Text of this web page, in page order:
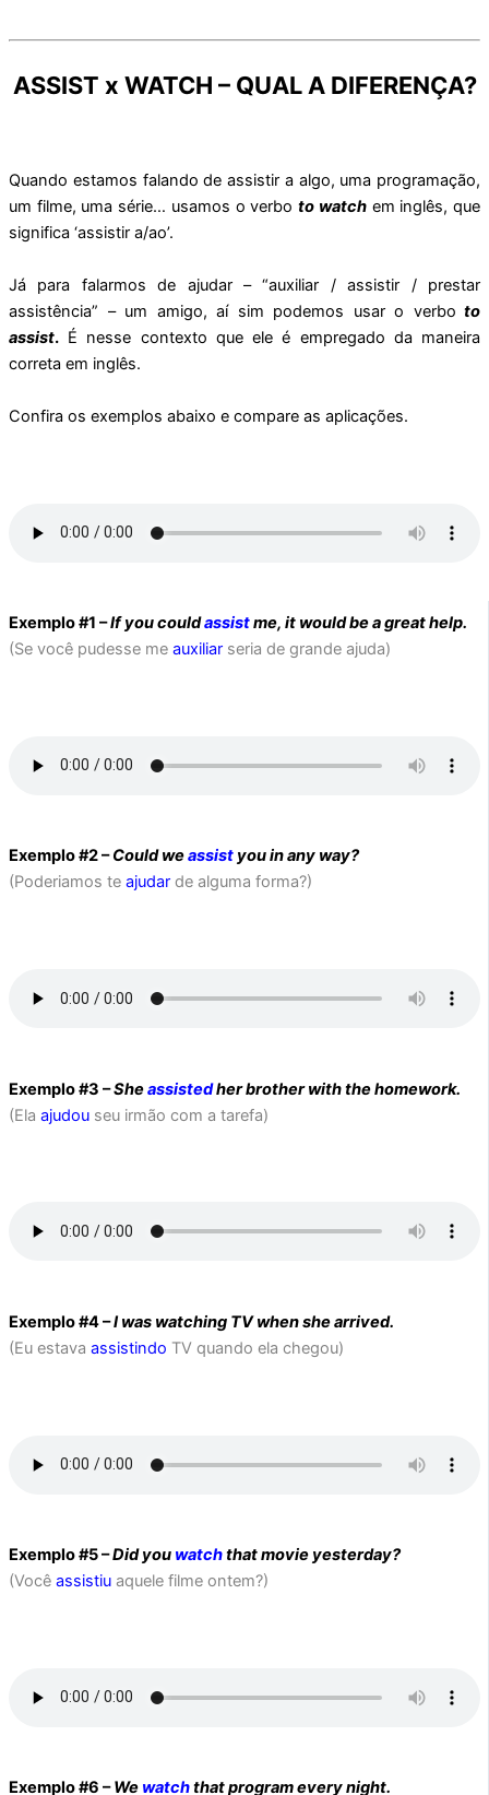
ASSIST x WATCH – QUAL A DIFERENÇA?
Quando estamos falando de assistir a algo, uma programação,
um filme, uma série… usamos o verboto watchem inglês, que
significa ‘assistir a/ao’.
Já para falarmos de ajudar – “auxiliar / assistir / prestar
assistência” – um amigo, aí sim podemos usar o verbo to
assist. É nesse contexto que ele é empregado da maneira
correta em inglês.
Confira os exemplos abaixo e compare as aplicações.
Exemplo #1 –If you couldassistme, it would be a great help.
(Se você pudesse me auxiliar seria de grande ajuda)
Exemplo #2 –Could weassist you in any way?
(Poderiamos te ajudar de alguma forma?)
Exemplo #3 –Sheassistedher brother with the homework.
(Ela ajudou seu irmão com a tarefa)
Exemplo #4 –I was watching TV when she arrived.
(Eu estava assistindo TV quando ela chegou)
Exemplo #5 –Did you watchthat movie yesterday?
(Você assistiu aquele filme ontem?)
Exemplo #6 –We watchthat program every night.